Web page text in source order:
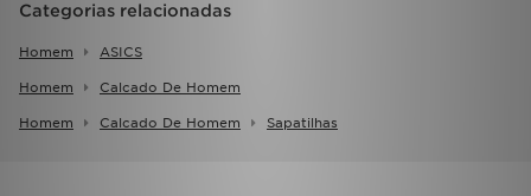
Categorias relacionadas
Homem ASICS
Homem Calcado De Homem
Homem Calcado De Homem Sapatilhas